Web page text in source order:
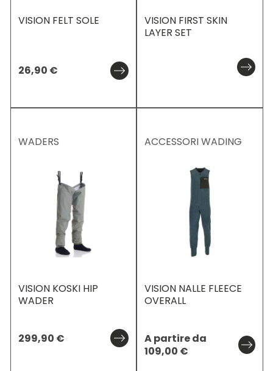
VISION FELT SOLE
26,90 €
VISION FIRST SKIN
LAYER SET
WADERS
VISION KOSKI HIP
WADER
299,90 €
ACCESSORI WADING
VISION NALLE FLEECE
OVERALL
A partire da
109,00 €